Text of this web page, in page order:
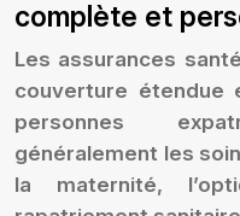
complète et
Les assurances
couverture étendue
personnes
généralement les
la maternité,